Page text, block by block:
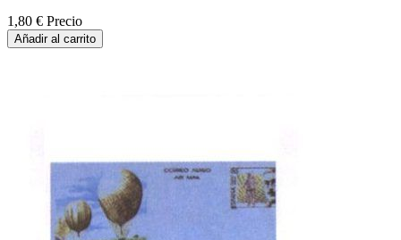
1,80 € Precio
Añadir al carrito